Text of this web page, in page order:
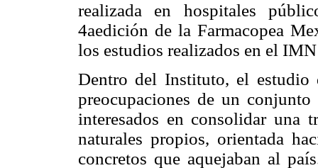
realizada en hospitales
4aedición de la Farmacopea
los estudios realizados en el
Dentro del Instituto, el estudio
preocupaciones de un
interesados en consolidar una
naturales propios, orientada
concretos que aquejaban al